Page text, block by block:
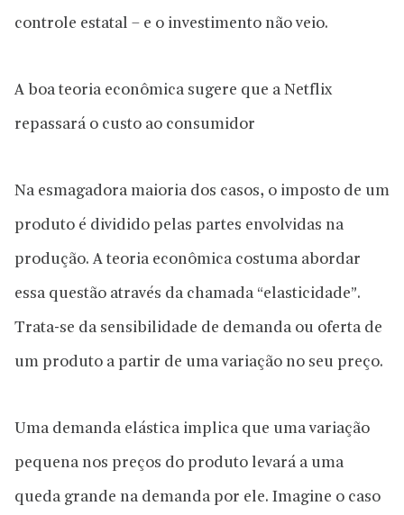
controle estatal – e o investimento não veio.
A boa teoria econômica sugere que a Netflix
repassará o custo ao consumidor
Na esmagadora maioria dos casos, o imposto de um
produto é dividido pelas partes envolvidas na
produção. A teoria econômica costuma abordar
essa questão através da chamada “elasticidade”.
Trata-se da sensibilidade de demanda ou oferta de
um produto a partir de uma variação no seu preço.
Uma demanda elástica implica que uma variação
pequena nos preços do produto levará a uma
queda grande na demanda por ele. Imagine o caso